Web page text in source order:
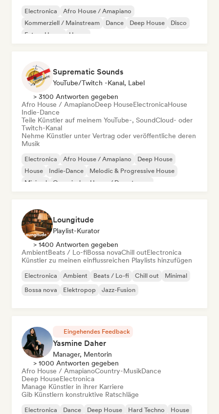
Electronica
Afro House / Amapiano
Kommerziell / Mainstream
Dance Deep House
Disco
Future House
House
Suprematic Sounds
YouTube/Twitch -Kanal, Label
> 3100 Antworten gegeben
Afro House / AmapianoDeep HouseElectronicaHouse
Indie-Dance
Teile Künstler auf meinem YouTube-, SoundCloud- oder
Twitch-Kanal
Nehme Künstler unter Vertrag oder veröffentliche deren
Musik
Electronica Afro House / Amapiano
Deep House
House
Indie-Dance
Melodic & Progressive House
Minimal
Organischer House / Downtempo
Loungitude
Playlist-Kurator
> 1400 Antworten gegeben
AmbientBeats / Lo-fiBossa novaChill outElectronica
Künstler zu meinen einflussreichen Playlists hinzufügen
Electronica Ambient Beats / Lo-fi Chill out
Minimal
Bossa nova
Elektropop Jazz-Fusion
Eingehendes Feedback
Yasmine Daher
Manager, Mentorin
> 1000 Antworten gegeben
Afro House / AmapianoCountry-MusikDance
Deep HouseElectronica
Manage Künstler in ihrer Karriere
Gib Künstlern konstruktive Ratschläge
Electronica Dance Deep House Hard Techno
House